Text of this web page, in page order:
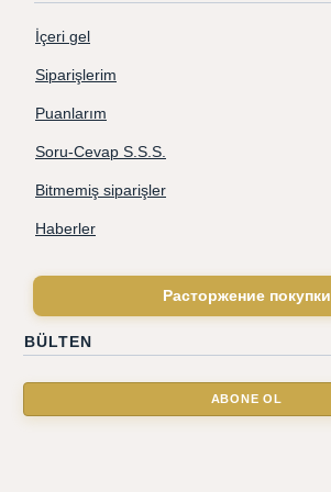
İçeri gel
Siparişlerim
Puanlarım
Soru-Cevap S.S.S.
Bitmemiş siparişler
Haberler
Расторжение покупки
BÜLTEN